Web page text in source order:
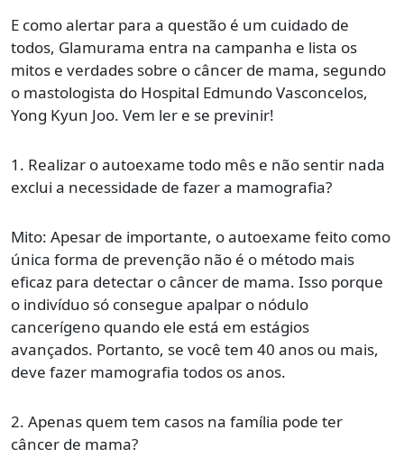
E como alertar para a questão é um cuidado de
todos, Glamurama entra na campanha e lista os
mitos e verdades sobre o câncer de mama, segundo
o mastologista do Hospital Edmundo Vasconcelos,
Yong Kyun Joo. Vem ler e se previnir!
1. Realizar o autoexame todo mês e não sentir nada
exclui a necessidade de fazer a mamografia?
Mito: Apesar de importante, o autoexame feito como
única forma de prevenção não é o método mais
eficaz para detectar o câncer de mama. Isso porque
o indivíduo só consegue apalpar o nódulo
cancerígeno quando ele está em estágios
avançados. Portanto, se você tem 40 anos ou mais,
deve fazer mamografia todos os anos.
2. Apenas quem tem casos na família pode ter
câncer de mama?